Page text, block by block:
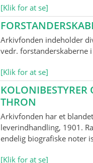
[Klik for at se]
Arkivfonden indeholder
vedr. forstanderskaberne
[Klik for at se]
THRON
Arkivfonden har et
leverindhandling, 1901.
endelig biografiske noter
[Klik for at se]